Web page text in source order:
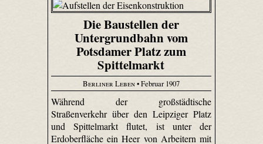
Die Baustellen der
Untergrundbahn vom
Potsdamer Platz zum
Spittelmarkt
Berliner Leben• Februar 1907
Während der großstädtische
Straßenverkehr über den Leipziger Platz
und Spittelmarkt flutet, ist unter der
Erdoberfläche ein Heer von Arbeitern mit